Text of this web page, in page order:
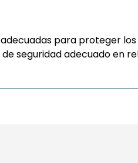
para proteger
seguridad adecuado en